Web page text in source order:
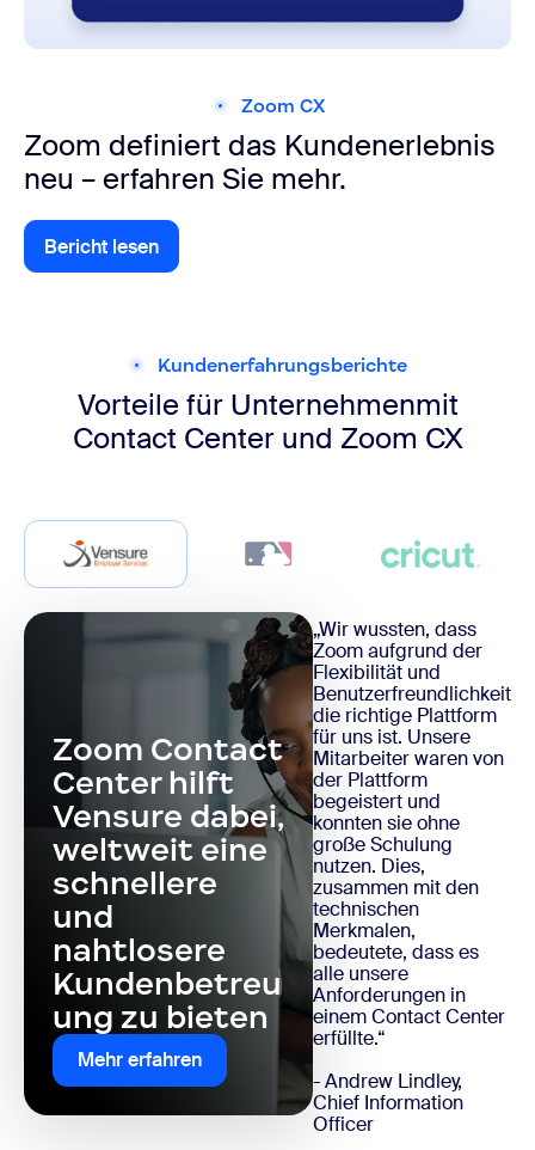
Zoom CX
Zoom definiert das Kundenerlebnis
neu – erfahren Sie mehr.
Bericht lesenApps und Integrationen entdecken
Kundenerfahrungsberichte
Vorteile für Unternehmenmit
Contact Center und Zoom CX
Zoom Contact
Center hilft
Vensure dabei,
weltweit eine
schnellere
und
nahtlosere
Kundenbetreu
ung zu bieten
Mehr erfahren
„Wir wussten, dass
Zoom aufgrund der
Flexibilität und
Benutzerfreundlichkeit
die richtige Plattform
für uns ist. Unsere
Mitarbeiter waren von
der Plattform
begeistert und
konnten sie ohne
große Schulung
nutzen. Dies,
zusammen mit den
technischen
Merkmalen,
bedeutete, dass es
alle unsere
Anforderungen in
einem Contact Center
erfüllte.“
- Andrew Lindley,
Chief Information
Officer